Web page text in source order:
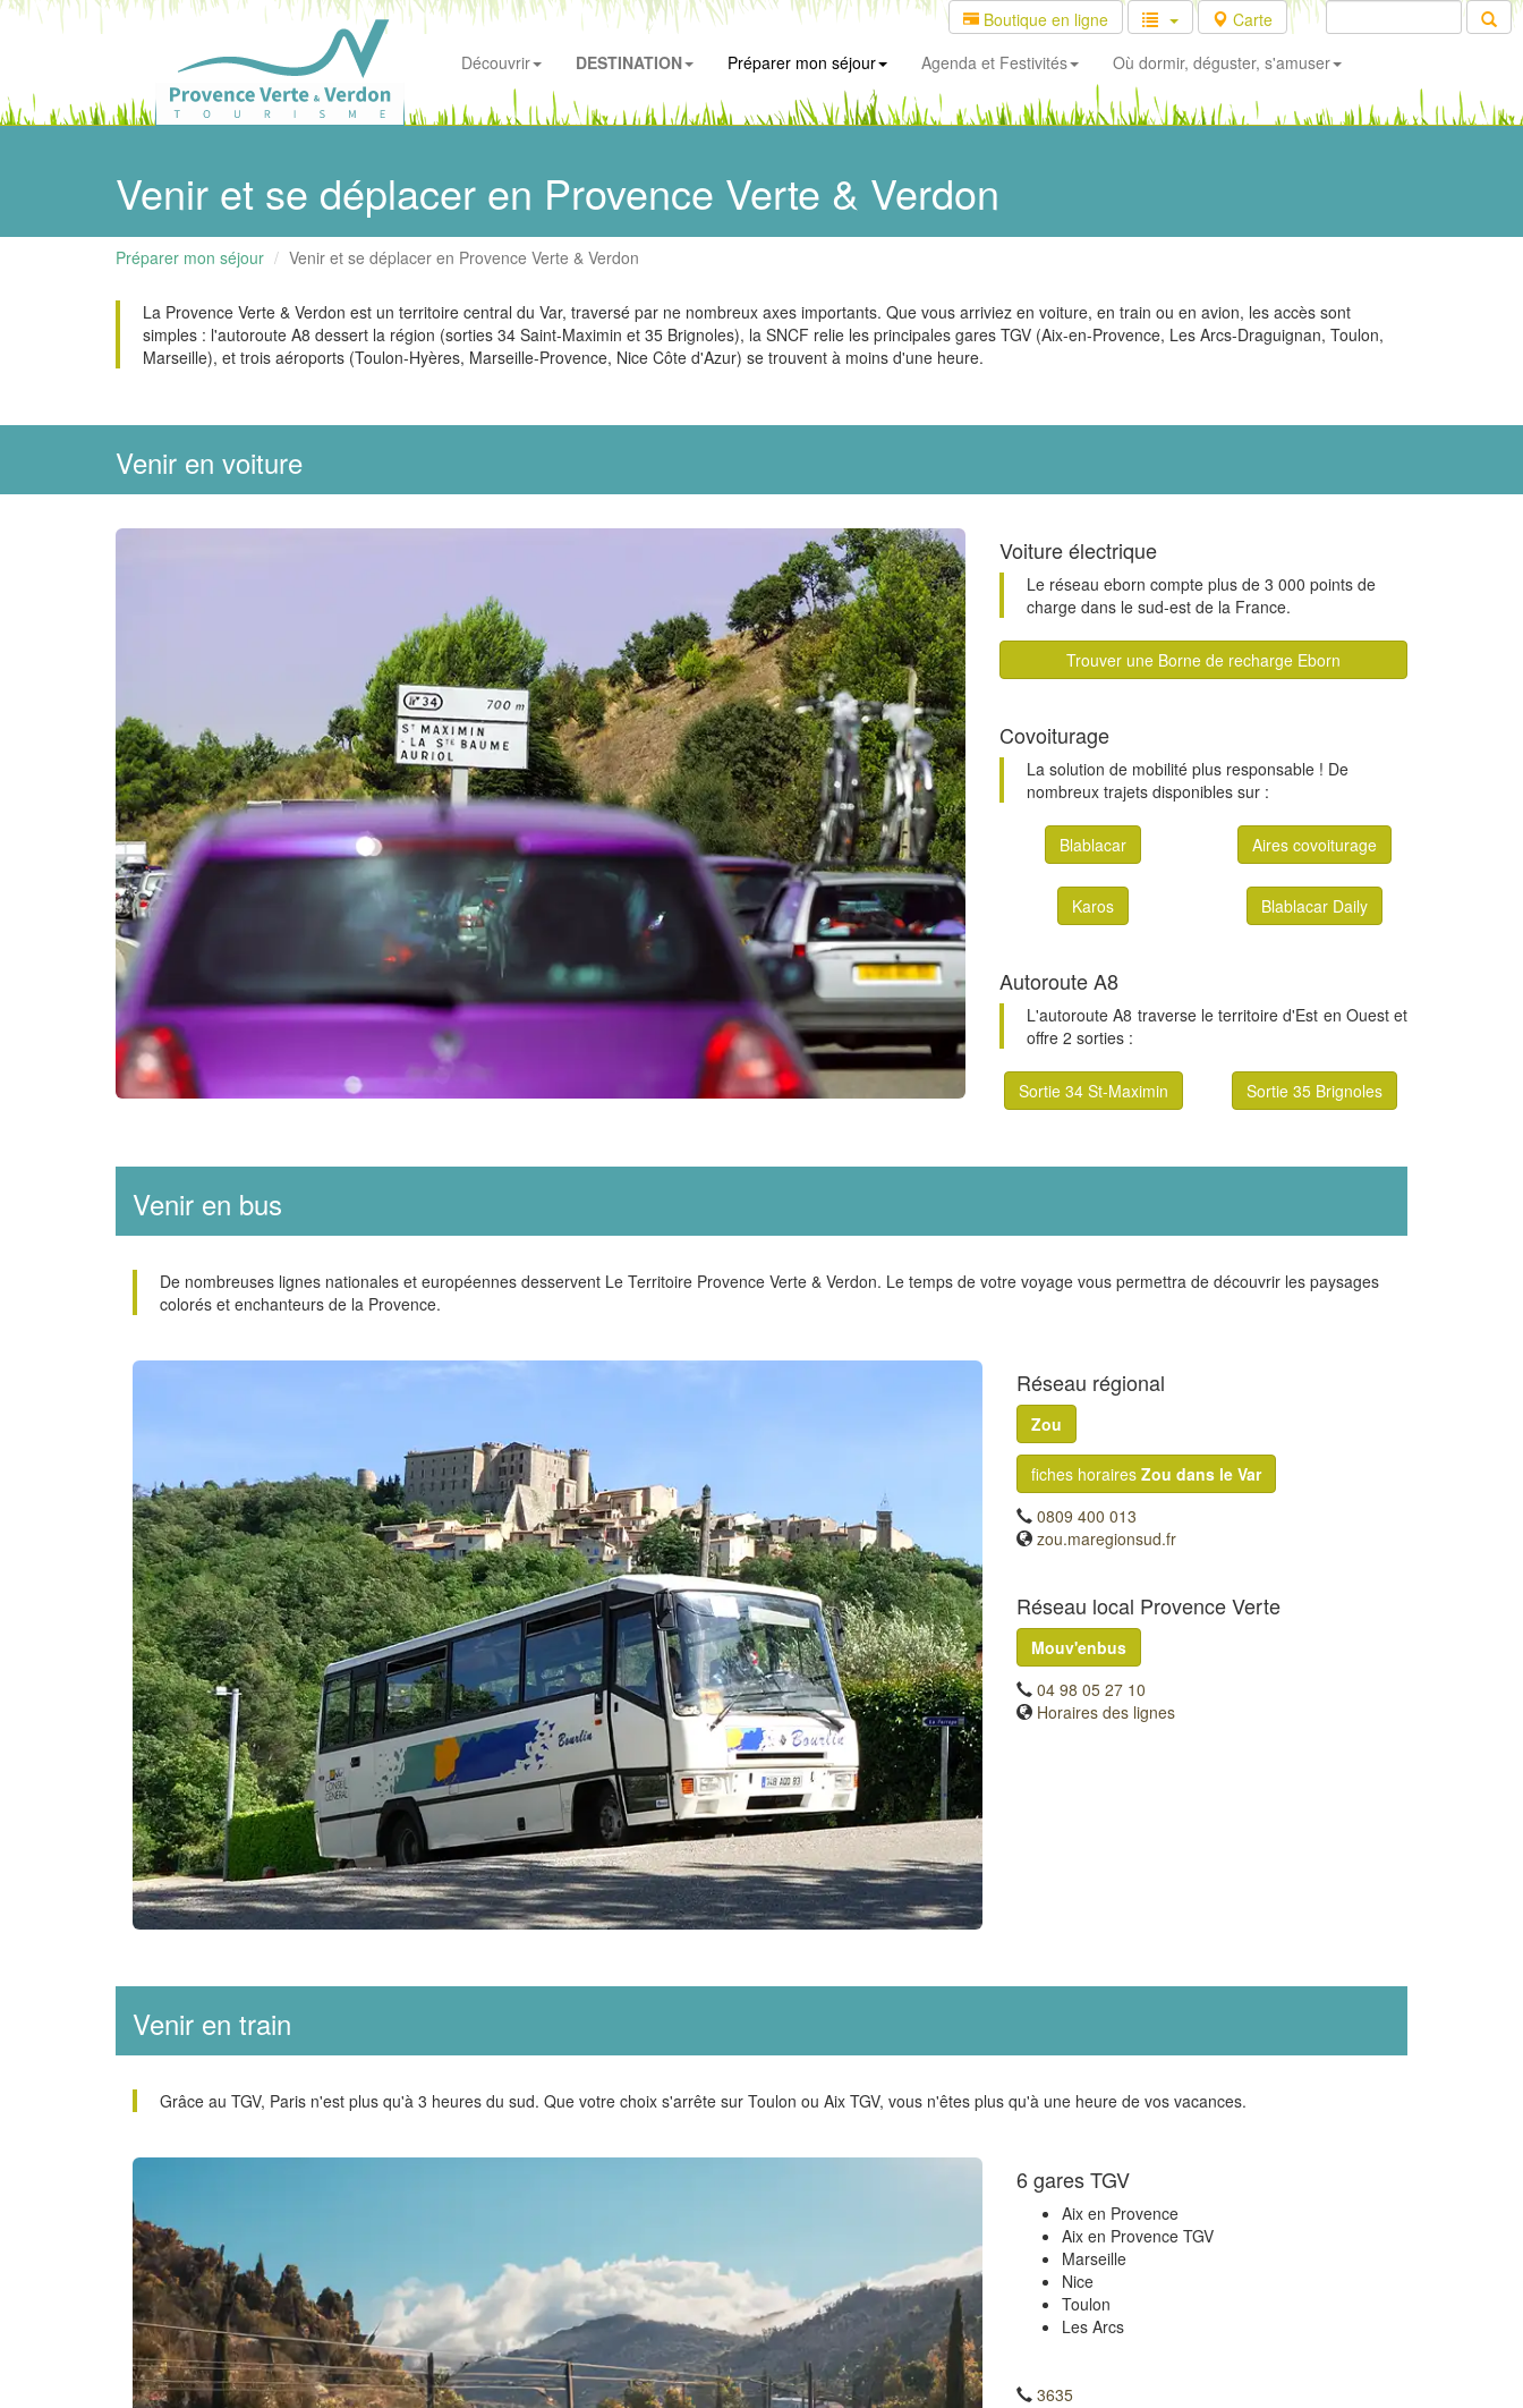
Boutique en ligne
Carte
Découvrir
DESTINATION Préparer mon séjour Agenda et Festivités Où dormir, déguster, s'amuser
Venir et se déplacer en Provence Verte & Verdon
Préparer mon séjour Venir et se déplacer en Provence Verte & Verdon
La Provence Verte & Verdon est un territoire central du Var, traversé par ne nombreux axes importants. Que vous arriviez en voiture, en train ou en avion, les accès sont
simples : l'autoroute A8 dessert la région (sorties 34 Saint-Maximin et 35 Brignoles), la SNCF relie les principales gares TGV (Aix-en-Provence, Les Arcs-Draguignan, Toulon,
Marseille), et trois aéroports (Toulon-Hyères, Marseille-Provence, Nice Côte d'Azur) se trouvent à moins d'une heure.
Venir en voiture
Voiture électrique
Le réseau eborn compte plus de 3 000 points de
charge dans le sud-est de la France.
Trouver une Borne de recharge Eborn
Covoiturage
La solution de mobilité plus responsable ! De
nombreux trajets disponibles sur :
Blablacar Aires covoiturage
Karos Blablacar Daily
Autoroute A8
L'autoroute A8 traverse le territoire d'Est en Ouest et
offre 2 sorties :
Sortie 34 St-Maximin Sortie 35 Brignoles
Venir en bus
De nombreuses lignes nationales et européennes desservent Le Territoire Provence Verte & Verdon. Le temps de votre voyage vous permettra de découvrir les paysages
colorés et enchanteurs de la Provence.
Réseau régional
Zou
fiches horaires Zou dans le Var
0809 400 013
zou.maregionsud.fr
Réseau local Provence Verte
Mouv'enbus
04 98 05 27 10
Horaires des lignes
Venir en train
Grâce au TGV, Paris n'est plus qu'à 3 heures du sud. Que votre choix s'arrête sur Toulon ou Aix TGV, vous n'êtes plus qu'à une heure de vos vacances.
6 gares TGV
Aix en Provence
Aix en Provence TGV
Marseille
Nice
Toulon
Les Arcs
3635